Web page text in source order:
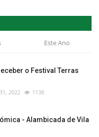
Este Ano
o Festival Terras
2022 1138
- Alambicada de Vila